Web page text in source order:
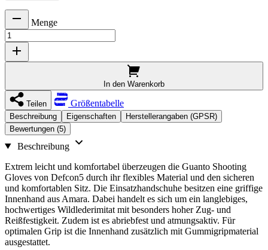
Menge
In den Warenkorb
Teilen Größentabelle
Beschreibung Eigenschaften
Herstellerangaben (GPSR)
Bewertungen (5)
Beschreibung
Extrem leicht und komfortabel überzeugen die Guanto Shooting
Gloves von Defcon5 durch ihr flexibles Material und den sicheren
und komfortablen Sitz. Die Einsatzhandschuhe besitzen eine griffige
Innenhand aus Amara. Dabei handelt es sich um ein langlebiges,
hochwertiges Wildlederimitat mit besonders hoher Zug- und
Reißfestigkeit. Zudem ist es abriebfest und atmungsaktiv. Für
optimalen Grip ist die Innenhand zusätzlich mit Gummigripmaterial
ausgestattet.